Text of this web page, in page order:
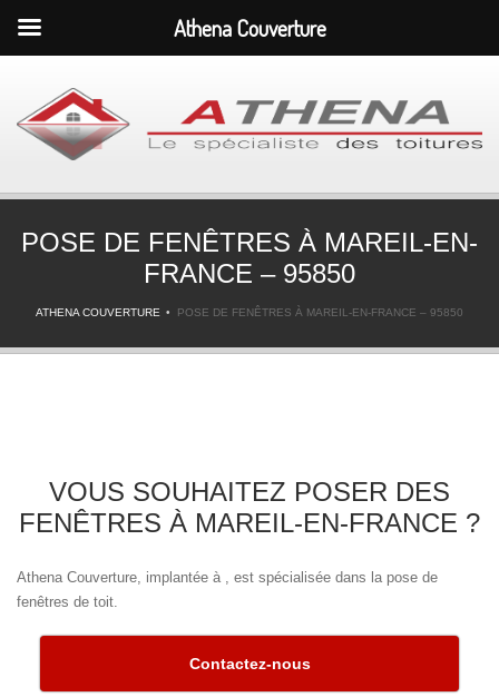
POSE DE FENÊTRES À MAREIL-EN-
FRANCE – 95850
ATHENA COUVERTURE POSE DE FENÊTRES À MAREIL-EN-FRANCE – 95850
VOUS SOUHAITEZ POSER DES
FENÊTRES À MAREIL-EN-FRANCE ?
Athena Couverture, implantée à , est spécialisée dans la pose de
fenêtres de toit.
Contactez-nous
Athena Couverture